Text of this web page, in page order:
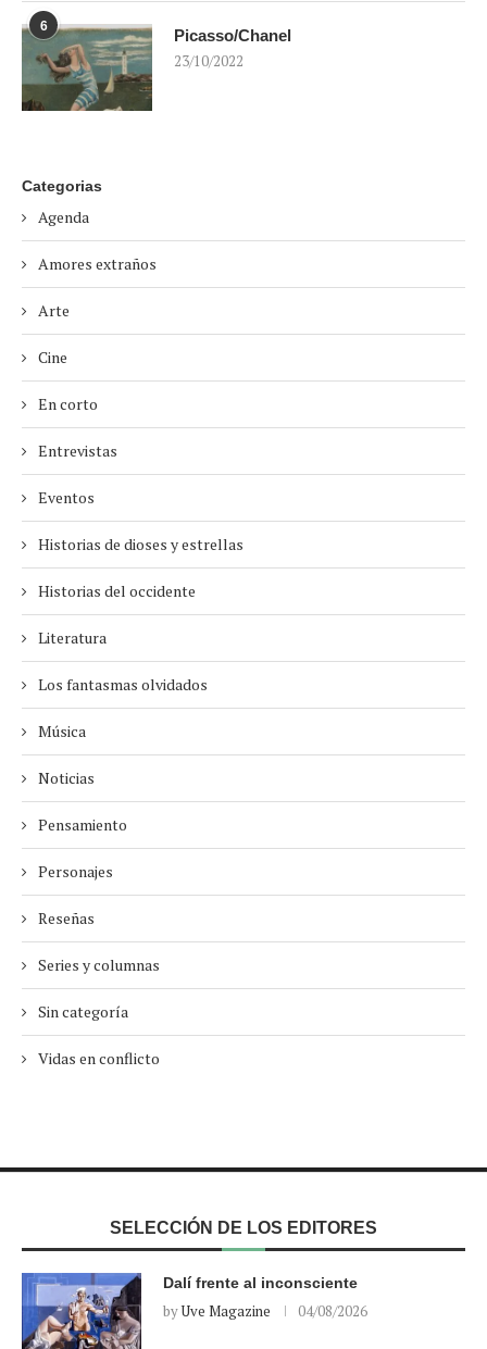
6
Picasso/Chanel
23/10/2022
Categorias
Agenda
Amores extraños
Arte
Cine
En corto
Entrevistas
Eventos
Historias de dioses y estrellas
Historias del occidente
Literatura
Los fantasmas olvidados
Música
Noticias
Pensamiento
Personajes
Reseñas
Series y columnas
Sin categoría
Vidas en conflicto
SELECCIÓN DE LOS EDITORES
Dalí frente al inconsciente
byUve Magazine 04/08/2026